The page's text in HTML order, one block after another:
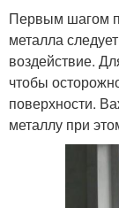
Первым шагом
металла
воздействие.
чтобы
поверхности.
металлу при